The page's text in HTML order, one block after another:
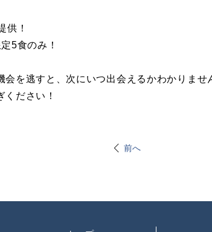
供！
5食のみ！
会を逃すと、次にいつ出会えるかわかりま
ください！
前へ